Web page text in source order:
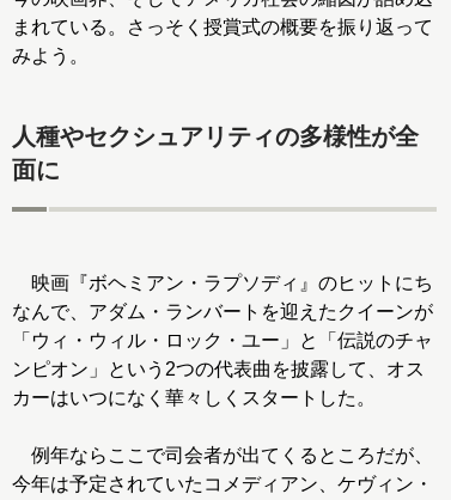
まれている。さっそく授賞式の概要を振り返って
みよう。
人種やセクシュアリティの多様性が全
面に
映画『ボヘミアン・ラプソディ』のヒットにち
なんで、アダム・ランバートを迎えたクイーンが
「ウィ・ウィル・ロック・ユー」と「伝説のチャ
ンピオン」という2つの代表曲を披露して、オス
カーはいつになく華々しくスタートした。
例年ならここで司会者が出てくるところだが、
今年は予定されていたコメディアン、ケヴィン・